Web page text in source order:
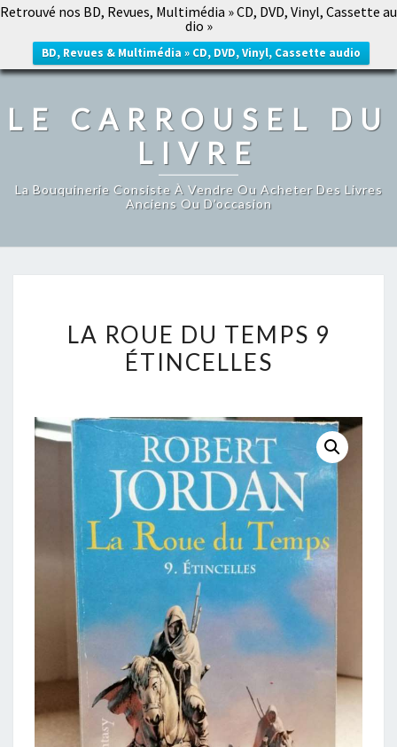
Retrouvé nos BD, Revues, Multimédia » CD, DVD, Vinyl, Cassette au
dio »
BD, Revues & Multimédia » CD, DVD, Vinyl, Cassette audio
LE CARROUSEL DU LIVRE
LE CARROUSEL DU
LIVRE
La Bouquinerie Consiste À Vendre Ou Acheter Des Livres
Anciens Ou D’occasion
ROUE
DU
ÉTINCELLES
LA ROUE DU TEMPS 9
ÉTINCELLES